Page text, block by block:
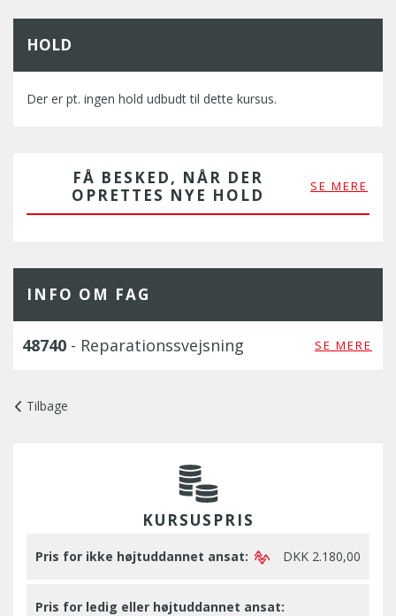
HOLD
Der er pt. ingen hold udbudt til dette kursus.
FÅ BESKED, NÅR DER
OPRETTES NYE HOLD
SE MERE
INFO OM FAG
48740 - Reparationssvejsning SE MERE
Tilbage
KURSUSPRIS
Pris for ikke højtuddannet ansat: DKK 2.180,00
Pris for ledig eller højtuddannet ansat: